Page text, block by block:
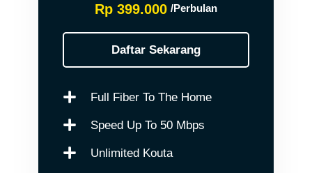
Rp 399.000 /Perbulan
Daftar Sekarang
Full Fiber To The Home
Speed Up To 50 Mbps
Unlimited Kouta